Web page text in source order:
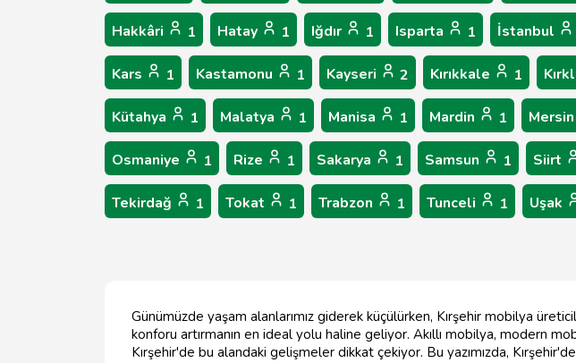
Hakkâri 1 Hatay 1 Iğdır 1 Isparta 1 İstanbul
Kars 1 Kastamonu 1 Kayseri 2 Kırıkkale 1
Kütahya 1 Malatya 1 Manisa 1 Mardin 1 Mersin
Osmaniye 1 Rize 1 Sakarya 1 Samsun 1 Siirt
Tekirdağ 1 Tokat 1 Trabzon 1 Tunceli 1 Uşak
Günümüzde yaşam alanlarımız giderek küçülürken, Kırşehir mobilya
konforu artırmanın en ideal yolu haline geliyor. Akıllı mobilya, modern
Kırşehir'de bu alandaki gelişmeler dikkat çekiyor. Bu yazımızda,